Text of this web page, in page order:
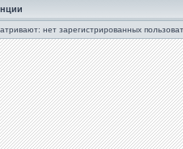
нет зарегистрированных